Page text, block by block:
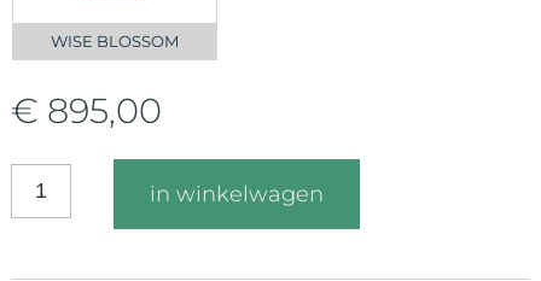
WISE BLOSSOM
€ 895,00
in winkelwagen